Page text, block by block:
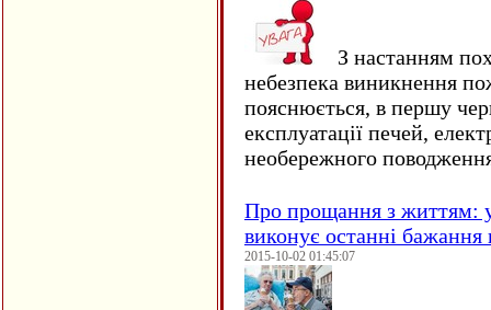
З настанням
небезпека виникнення
пояснюється, в першу
експлуатації печей,
необережного
Про прощання з життям:
виконує останні
2015-10-02 01:45:07